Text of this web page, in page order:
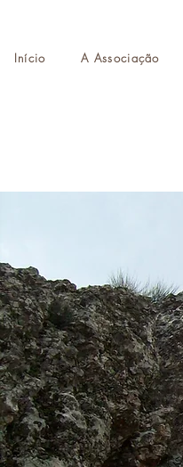
Início A Associação